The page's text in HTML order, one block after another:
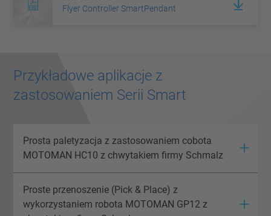
Flyer Controller SmartPendant
Przykładowe aplikacje z
zastosowaniem Serii Smart
Prosta paletyzacja z zastosowaniem cobota
MOTOMAN HC10 z chwytakiem firmy Schmalz
Proste przenoszenie (Pick & Place) z
wykorzystaniem robota MOTOMAN GP12 z